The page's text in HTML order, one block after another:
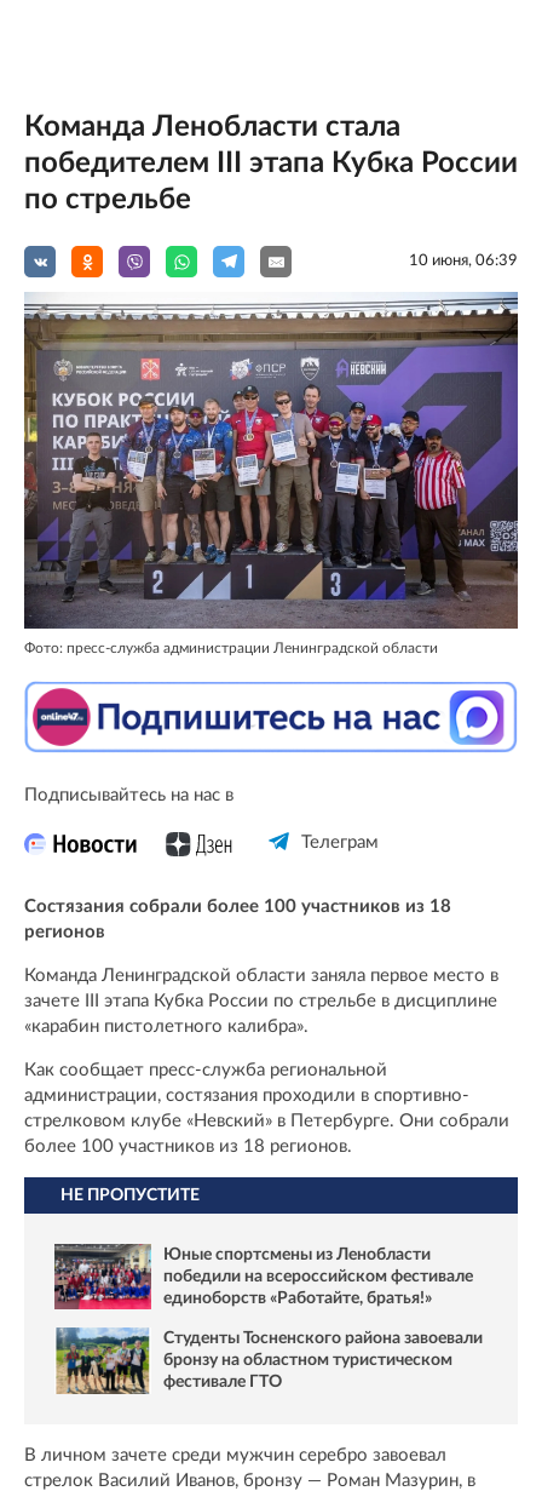
Команда Ленобласти стала
победителем III этапа Кубка России
по стрельбе
10 июня, 06:39
Фото: пресс-служба администрации Ленинградской области
Подписывайтесь на нас в
Телеграм
Состязания собрали более 100 участников из 18
регионов
Команда Ленинградской области заняла первое место в
зачете III этапа Кубка России по стрельбе в дисциплине
«карабин пистолетного калибра».
Как сообщает пресс-служба региональной
администрации, состязания проходили в спортивно-
стрелковом клубе «Невский» в Петербурге. Они собрали
более 100 участников из 18 регионов.
НЕ ПРОПУСТИТЕ
Юные спортсмены из Ленобласти
победили на всероссийском фестивале
единоборств «Работайте, братья!»
Студенты Тосненского района завоевали
бронзу на областном туристическом
фестивале ГТО
В личном зачете среди мужчин серебро завоевал
стрелок Василий Иванов, бронзу — Роман Мазурин, в